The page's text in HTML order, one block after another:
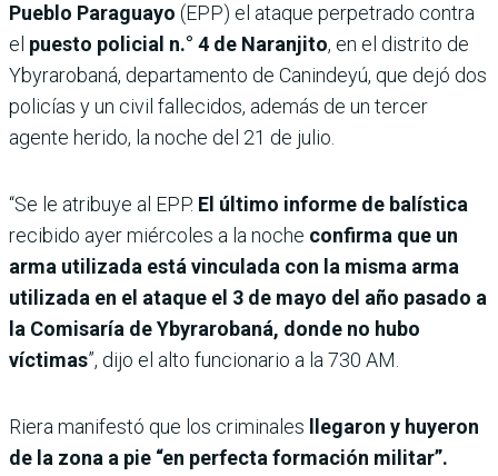
Pueblo Paraguayo (EPP) el ataque perpetrado contra
el puesto policial n.° 4 de Naranjito, en el distrito de
Ybyrarobaná, departamento de Canindeyú, que dejó dos
policías y un civil fallecidos, además de un tercer
agente herido, la noche del 21 de julio.
“Se le atribuye al EPP. El último informe de balística
recibido ayer miércoles a la noche confirma que un
arma utilizada está vinculada con la misma arma
utilizada en el ataque el 3 de mayo del año pasado a
la Comisaría de Ybyrarobaná, donde no hubo
víctimas”, dijo el alto funcionario a la 730 AM.
Riera manifestó que los criminales
llegaron y huyeron
de la zona a pie “en perfecta formación militar”.